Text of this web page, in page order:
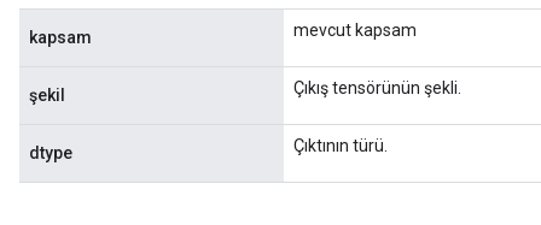
kapsam mevcut kapsam
şekil Çıkış tensörünün şekli.
dtype Çıktının türü.